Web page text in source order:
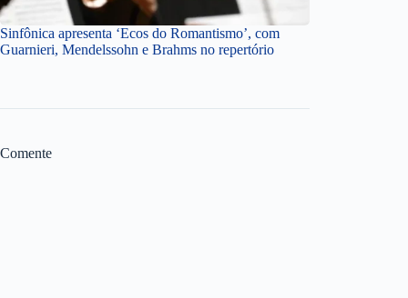
Sinfônica apresenta ‘Ecos do Romantismo’, com
Guarnieri, Mendelssohn e Brahms no repertório
Comente